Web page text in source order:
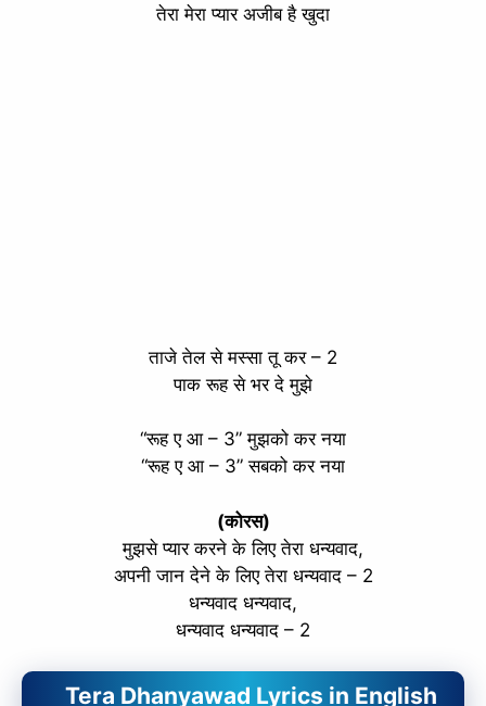
तेरा मेरा प्यार अजीब है खुदा
ताजे तेल से मस्सा तू कर – 2
पाक रूह से भर दे मुझे
“रूह ए आ – 3” मुझको कर नया
“रूह ए आ – 3” सबको कर नया
(कोरस)
मुझसे प्यार करने के लिए तेरा धन्यवाद,
अपनी जान देने के लिए तेरा धन्यवाद – 2
धन्यवाद धन्यवाद,
धन्यवाद धन्यवाद – 2
Tera Dhanyawad Lyrics in English